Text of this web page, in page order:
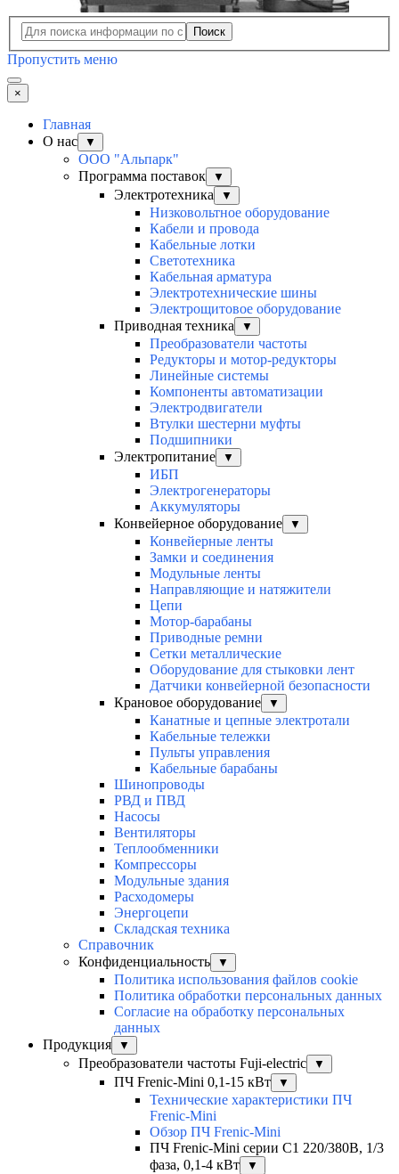
Поиск
Пропустить меню
×
Главная
О нас
▼
ООО "Альпарк"
Программа поставок
▼
Электротехника ▼
Низковольтное оборудование
Кабели и провода
Кабельные лотки
Светотехника
Кабельная арматура
Электротехнические шины
Электрощитовое оборудование
Приводная техника
▼
Преобразователи частоты
Редукторы и мотор-редукторы
Линейные системы
Компоненты автоматизации
Электродвигатели
Втулки шестерни муфты
Подшипники
Электропитание
▼
ИБП
Электрогенераторы
Аккумуляторы
Конвейерное оборудование
▼
Конвейерные ленты
Замки и соединения
Модульные ленты
Направляющие и натяжители
Цепи
Мотор-барабаны
Приводные ремни
Сетки металлические
Оборудование для стыковки лент
Датчики конвейерной безопасности
Крановое оборудование
▼
Канатные и цепные электротали
Кабельные тележки
Пульты управления
Кабельные барабаны
Шинопроводы
РВД и ПВД
Насосы
Вентиляторы
Теплообменники
Компрессоры
Модульные здания
Расходомеры
Энергоцепи
Складская техника
Справочник
Конфиденциальность
▼
Политика использования файлов cookie
Политика обработки персональных данных
Согласие на обработку персональных
данных
Продукция
▼
Преобразователи частоты Fuji-electric ▼
ПЧ Frenic-Mini 0,1-15 кВт ▼
Технические характеристики ПЧ
Frenic-Mini
Обзор ПЧ Frenic-Mini
ПЧ Frenic-Mini серии C1 220/380В, 1/3
фаза, 0,1-4 кВт
▼